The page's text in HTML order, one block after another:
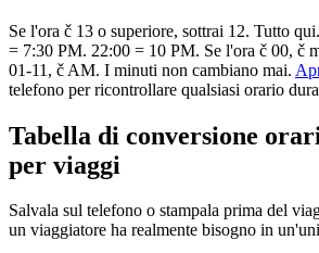
Se l'ora č 13 o superiore, sottrai 12. Tutto
= 7:30 PM. 22:00 = 10 PM. Se l'ora č 00, č
01-11, č AM. I minuti non cambiano mai.
telefono per ricontrollare qualsiasi orario
Tabella di conversione
per viaggi
Salvala sul telefono o stampala prima del
un viaggiatore ha realmente bisogno in